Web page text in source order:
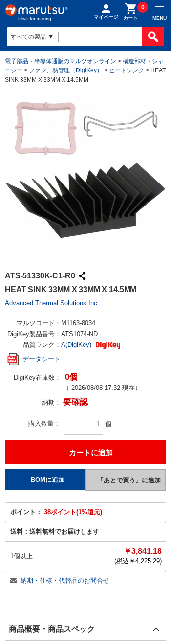
マイページ カート
0
MENU
電子部品・半導体通販のマルツオンライン > 構造部材・シャ
ーシー > ファン、熱管理（DigiKey） > ヒートシンク > HEAT
SINK 33MM X 33MM X 14.5MM
ATS-51330K-C1-R0
HEAT SINK 33MM X 33MM X 14.5MM
Advanced Thermal Solutions Inc.
マルツコード： M1163-8034
DigiKey製品番号： ATS1074-ND
品質ランク： A(DigiKey)
データシート
DigiKey在庫数： 0個
（ 2026/08/08 17:32 現在）
納期： 要確認
購入数量 個
ポイント： 38ポイント(1%還元)
送料： 送料無料でお届けします
1個以上
￥3,841.18
(税込￥ 4,225.29)
納期・仕様・代替品のお問合せ
商品概要・商品スペック